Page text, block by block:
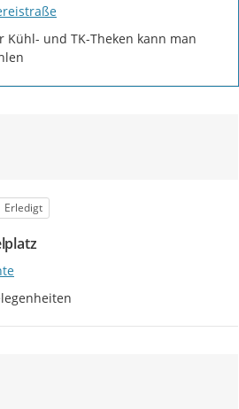
Kühl- und TK-Theken kann man
Status
Erledigt